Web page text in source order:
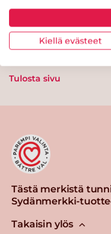
Suolaa
Tulosta sivu
Tästä merkistä
Sydänmerkki-
Takaisin ylös
Kiellä evästeet